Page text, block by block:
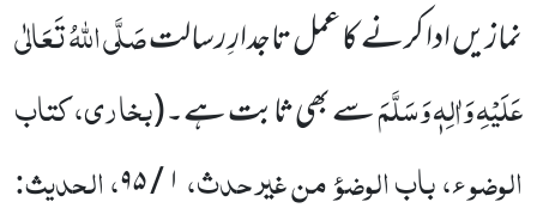
نمازیں ادا کرنے کا عمل تاجدارِ رسالتصَلَّی اللہُ تَعَالٰی
عَلَیْہِ وَاٰلِہٖ وَسَلَّمَسے بھی ثابت ہے۔(بخاری، کتاب
الوضو ء، باب الوضوء منغیر حدث، ۱ / ۹۵ ، الحدیث: